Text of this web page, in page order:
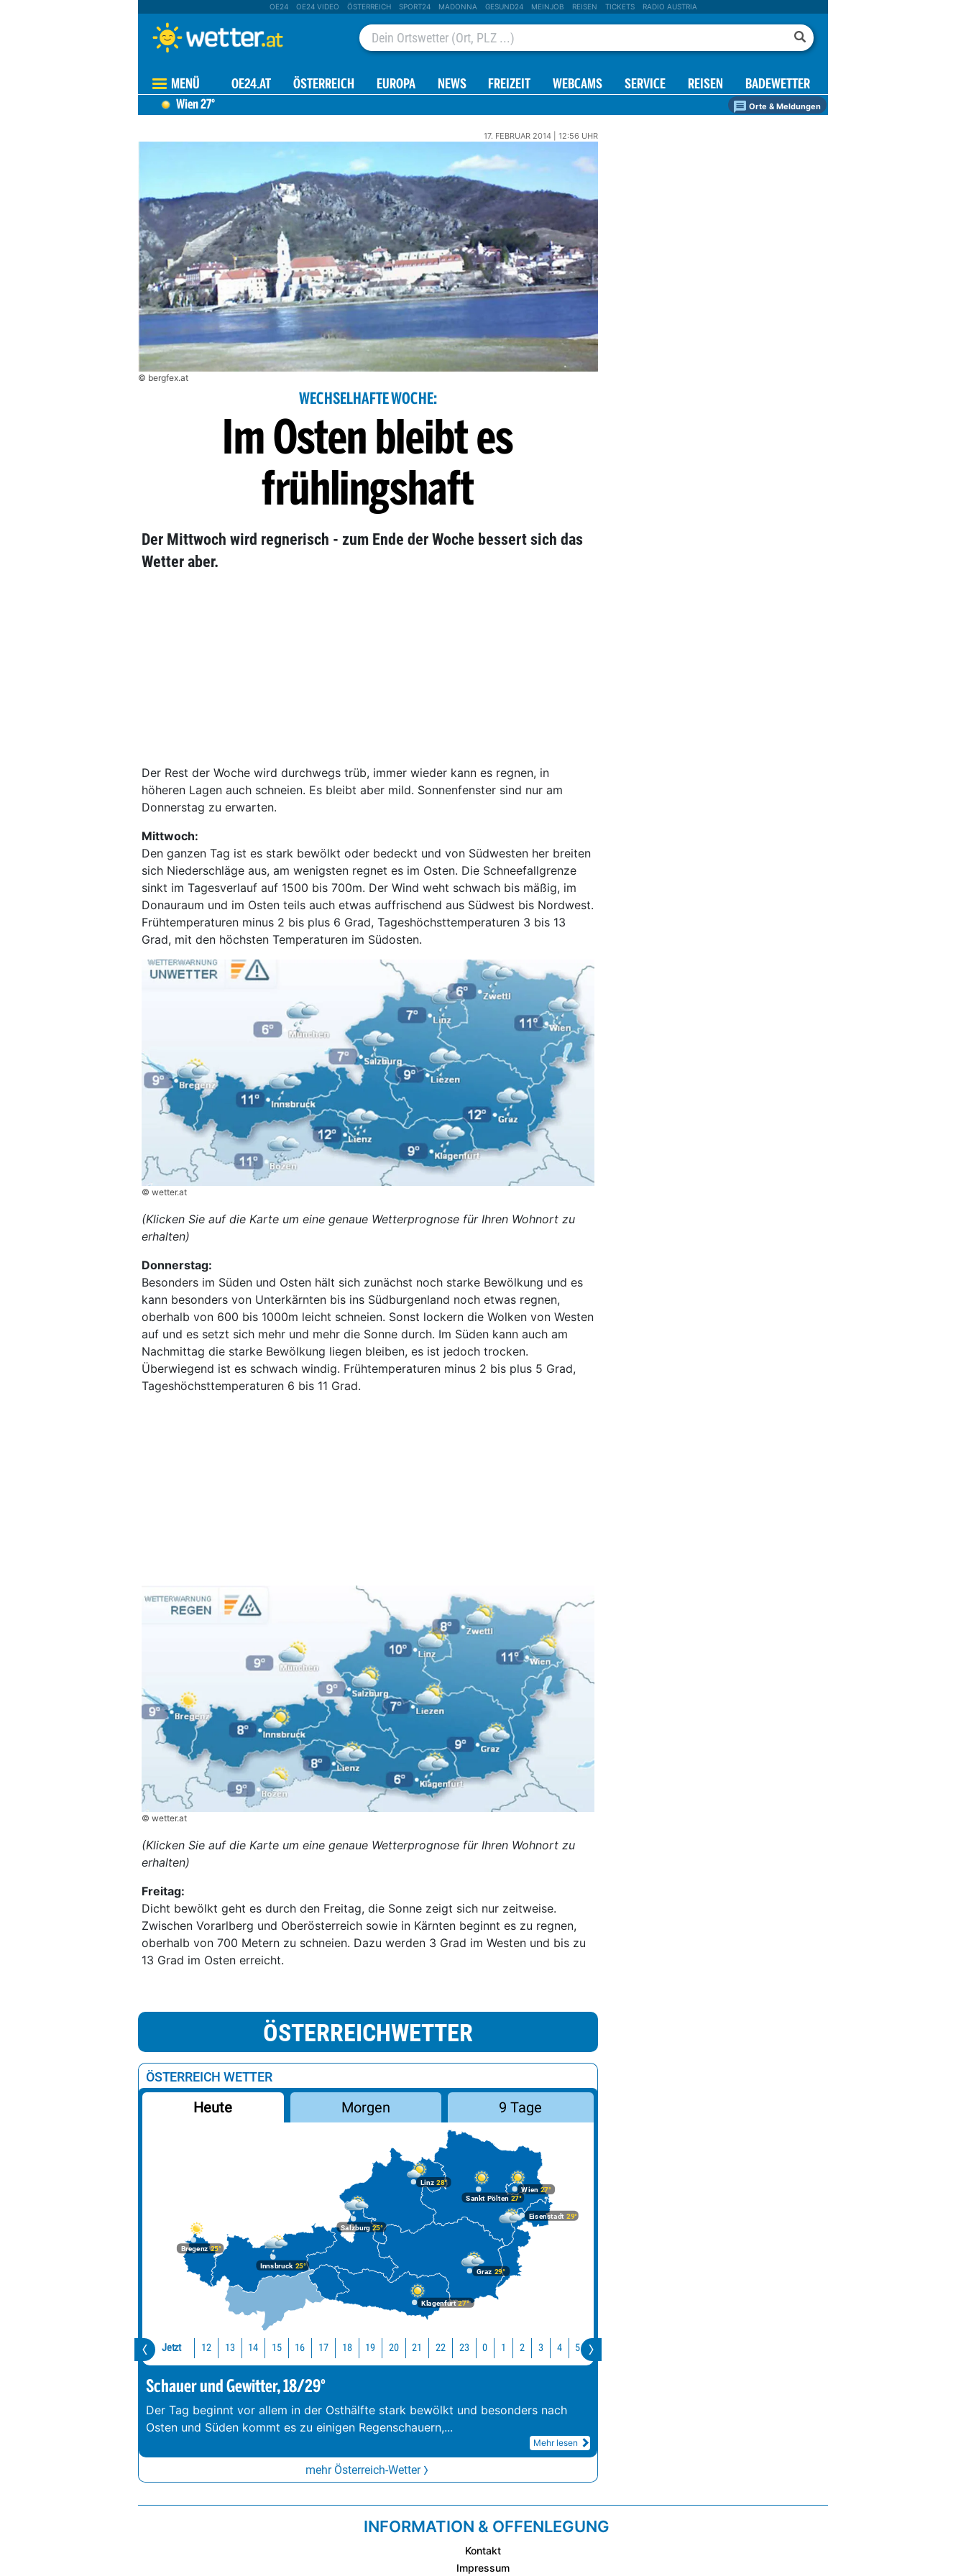
OE24 OE24 VIDEO ÖSTERREICH SPORT24 MADONNA GESUND24 MEINJOB REISEN TICKETS RADIO AUSTRIA
MENÜ OE24.AT ÖSTERREICH EUROPA NEWS FREIZEIT WEBCAMS SERVICE REISEN BADEWETTER
Wien27° Orte & Meldungen
17. FEBRUAR 2014 | 12:56 UHR
© bergfex.at
WECHSELHAFTE WOCHE:
Im Osten bleibt es
frühlingshaft
Der Mittwoch wird regnerisch - zum Ende der Woche bessert sich das
Wetter aber.
Der Rest der Woche wird durchwegs trüb, immer wieder kann es regnen, in
höheren Lagen auch schneien. Es bleibt aber mild. Sonnenfenster sind nur am
Donnerstag zu erwarten.
Mittwoch:
Den ganzen Tag ist es stark bewölkt oder bedeckt und von Südwesten her breiten
sich Niederschläge aus, am wenigsten regnet es im Osten. Die Schneefallgrenze
sinkt im Tagesverlauf auf 1500 bis 700m. Der Wind weht schwach bis mäßig, im
Donauraum und im Osten teils auch etwas auffrischend aus Südwest bis Nordwest.
Frühtemperaturen minus 2 bis plus 6 Grad, Tageshöchsttemperaturen 3 bis 13
Grad, mit den höchsten Temperaturen im Südosten.
© wetter.at
(Klicken Sie auf die Karte um eine genaue Wetterprognose für Ihren Wohnort zu
erhalten)
Donnerstag:
Besonders im Süden und Osten hält sich zunächst noch starke Bewölkung und es
kann besonders von Unterkärnten bis ins Südburgenland noch etwas regnen,
oberhalb von 600 bis 1000m leicht schneien. Sonst lockern die Wolken von Westen
auf und es setzt sich mehr und mehr die Sonne durch. Im Süden kann auch am
Nachmittag die starke Bewölkung liegen bleiben, es ist jedoch trocken.
Überwiegend ist es schwach windig. Frühtemperaturen minus 2 bis plus 5 Grad,
Tageshöchsttemperaturen 6 bis 11 Grad.
© wetter.at
(Klicken Sie auf die Karte um eine genaue Wetterprognose für Ihren Wohnort zu
erhalten)
Freitag:
Dicht bewölkt geht es durch den Freitag, die Sonne zeigt sich nur zeitweise.
Zwischen Vorarlberg und Oberösterreich sowie in Kärnten beginnt es zu regnen,
oberhalb von 700 Metern zu schneien. Dazu werden 3 Grad im Westen und bis zu
13 Grad im Osten erreicht.
ÖSTERREICHWETTER
ÖSTERREICH WETTER
Heute Morgen 9 Tage
Bregenz25°
Graz 29°
Innsbruck25°
Klagenfurt27°
Linz 28°
Salzburg25°
Wien 27°
Eisenstadt 29°
Sankt Pölten 27°
Jetzt 12 13 14 15 16 17 18 19 20 21 22 23 0 1 2 3 4 5
Schauer und Gewitter, 18/29°
Der Tag beginnt vor allem in der Osthälfte stark bewölkt und besonders nach
Osten und Süden kommt es zu einigen Regenschauern,...
Mehr lesen
mehr Österreich-Wetter
INFORMATION & OFFENLEGUNG
Kontakt
Impressum